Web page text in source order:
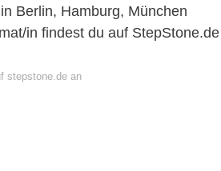
Berlin, Hamburg, München
in findest du auf StepStone.de
stepstone.de an